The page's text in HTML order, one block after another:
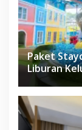
Paket
Liburan
Herloom